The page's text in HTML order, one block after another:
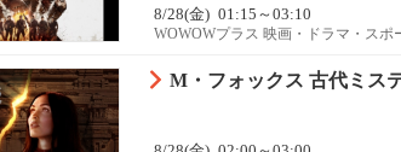
8/28(金) 01:15～03:10
WOWOWプラス 映画・ドラマ・スポ
M・フォックス 古代ミス